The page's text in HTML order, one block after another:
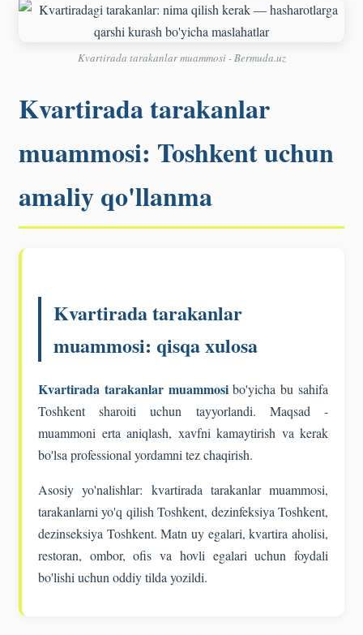
Kvartirada tarakanlar muammosi - Bermuda.uz
Kvartirada tarakanlar
muammosi: Toshkent uchun
amaliy qo'llanma
Kvartirada tarakanlar
muammosi: qisqa xulosa
Kvartirada tarakanlar muammosibo'yicha bu sahifa
Toshkent sharoiti uchun tayyorlandi. Maqsad -
muammoni erta aniqlash, xavfni kamaytirish va kerak
bo'lsa professional yordamni tez chaqirish.
Asosiy yo'nalishlar: kvartirada tarakanlar muammosi,
tarakanlarni yo'q qilish Toshkent, dezinfeksiya Toshkent,
dezinseksiya Toshkent. Matn uy egalari, kvartira aholisi,
restoran, ombor, ofis va hovli egalari uchun foydali
bo'lishi uchun oddiy tilda yozildi.